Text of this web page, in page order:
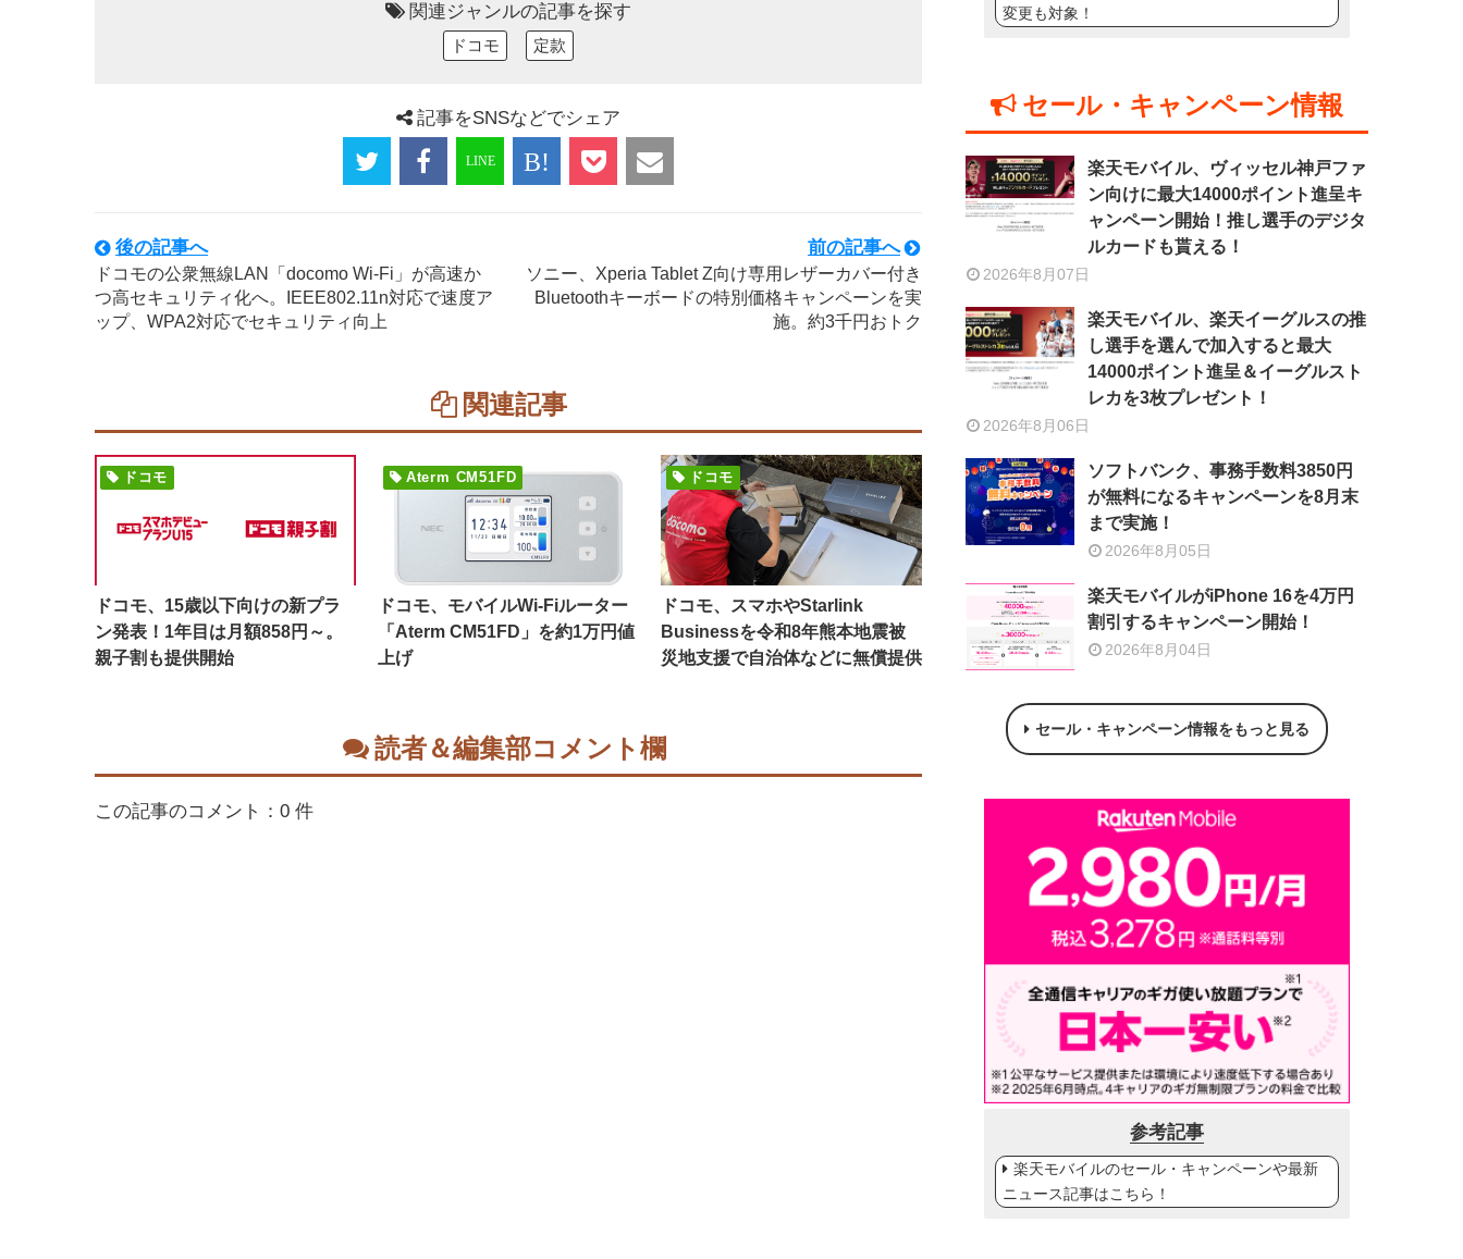
関連ジャンルの記事を探す
ドコモ 定款
記事をSNSなどでシェア
後の記事へ
ドコモの公衆無線LAN「docomo Wi-Fi」が高速か
つ高セキュリティ化へ。IEEE802.11n対応で速度ア
ップ、WPA2対応でセキュリティ向上
前の記事へ
ソニー、Xperia Tablet Z向け専用レザーカバー付き
Bluetoothキーボードの特別価格キャンペーンを実
施。約3千円おトク
関連記事
ドコモ
ドコモ、15歳以下向けの新プラ
ン発表！1年目は月額858円～。
親子割も提供開始
Aterm CM51FD
ドコモ、モバイルWi-Fiルーター
「Aterm CM51FD」を約1万円値
上げ
ドコモ
ドコモ、スマホやStarlink
Businessを令和8年熊本地震被
災地支援で自治体などに無償提供
読者＆編集部コメント欄
この記事のコメント：0 件
変更も対象！
セール・キャンペーン情報
楽天モバイル、ヴィッセル神戸ファ
ン向けに最大14000ポイント進呈キ
ャンペーン開始！推し選手のデジタ
ルカードも貰える！
2026年8月07日
楽天モバイル、楽天イーグルスの推
し選手を選んで加入すると最大
14000ポイント進呈＆イーグルスト
レカを3枚プレゼント！
2026年8月06日
ソフトバンク、事務手数料3850円
が無料になるキャンペーンを8月末
まで実施！
2026年8月05日
楽天モバイルがiPhone 16を4万円
割引するキャンペーン開始！
2026年8月04日
セール・キャンペーン情報をもっと見る
参考記事
楽天モバイルのセール・キャンペーンや最新
ニュース記事はこちら！